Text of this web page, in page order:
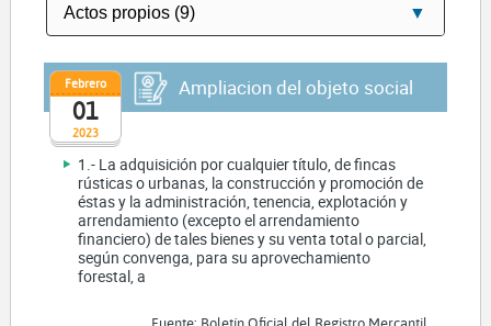
2023
Febrero
01
Ampliacion del objeto social
1.- La adquisición por cualquier título, de fincas
rústicas o urbanas, la construcción y promoción de
éstas y la administración, tenencia, explotación y
arrendamiento (excepto el arrendamiento
financiero) de tales bienes y su venta total o parcial,
según convenga, para su aprovechamiento
forestal, a